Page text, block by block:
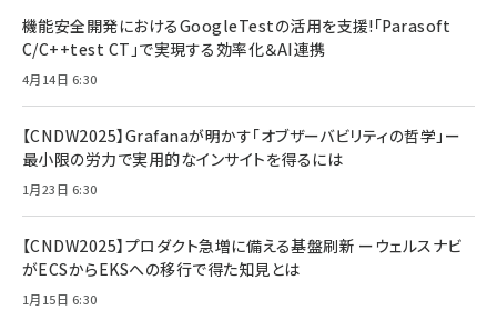
機能安全開発におけるGoogleTestの活用を支援!「Parasoft
C/C++test CT」で実現する効率化＆AI連携
4月14日 6:30
【CNDW2025】Grafanaが明かす「オブザーバビリティの哲学」ー
最小限の労力で実用的なインサイトを得るには
1月23日 6:30
【CNDW2025】プロダクト急増に備える基盤刷新 ーウェルスナビ
がECSからEKSへの移行で得た知見とは
1月15日 6:30